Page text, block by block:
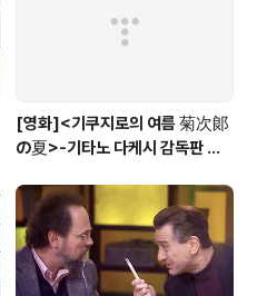
[영화]<기쿠지로의 여름 菊次郞
の夏>-기타노 다케시 감독판 키